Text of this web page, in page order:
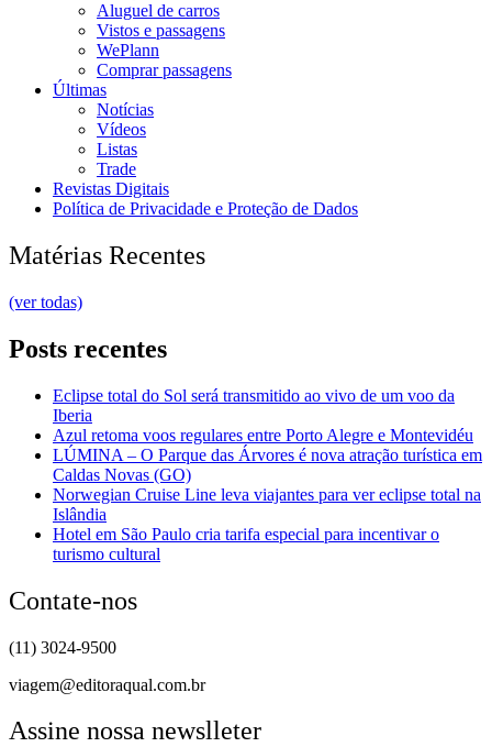
Aluguel de carros
Vistos e passagens
WePlann
Comprar passagens
Últimas
Notícias
Vídeos
Listas
Trade
Revistas Digitais
Política de Privacidade e Proteção de Dados
Matérias Recentes
(ver todas)
Posts recentes
Eclipse total do Sol será transmitido ao vivo de um voo da
Iberia
Azul retoma voos regulares entre Porto Alegre e Montevidéu
LÚMINA – O Parque das Árvores é nova atração turística em
Caldas Novas (GO)
Norwegian Cruise Line leva viajantes para ver eclipse total na
Islândia
Hotel em São Paulo cria tarifa especial para incentivar o
turismo cultural
Contate-nos
(11) 3024-9500
viagem@editoraqual.com.br
Assine nossa newslleter